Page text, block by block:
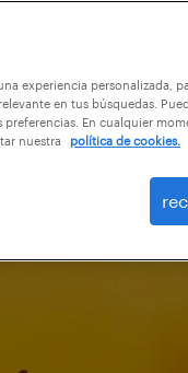
experiencia personalizada,
en tus búsquedas.
preferencias. En cualquier
nuestra
política de cookies.